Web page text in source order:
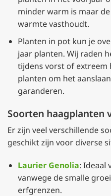
minder warm is maar
warmte vasthoudt.
Planten in pot kun je
jaar planten. Wij raden
tijdens vorst of extreem
planten om het
garanderen.
Soorten haagplanten
Er zijn veel verschillende
geschikt zijn voor diverse
Laurier Genolia: Ideaal
vanwege de smalle
erfgrenzen.